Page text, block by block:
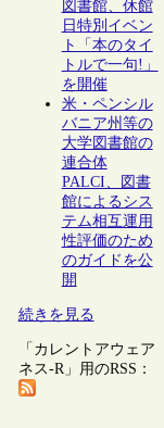
図書館、休館
日特別イベン
ト「本のタイ
トルで一句!」
を開催
米・ペンシル
バニア州等の
大学図書館の
連合体
PALCI、図書
館によるシス
テム相互運用
性評価のため
のガイドを公
開
続きを見る
「カレントアウェア
ネス-R」用のRSS：